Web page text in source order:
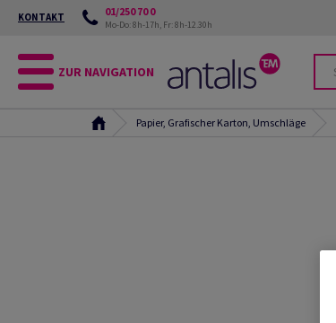
KONTAKT 01/250 70 0
Mo-Do: 8h-17h, Fr: 8h-12.30h
ZUR NAVIGATION
Papier, Grafischer Karton, Umschläge